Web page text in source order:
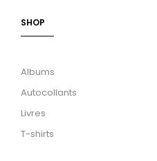
SHOP
Albums
Autocollants
Livres
T-shirts